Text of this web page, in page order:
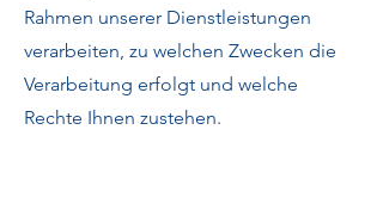
Rahmen unserer Dienstleistungen
verarbeiten, zu welchen Zwecken die
Verarbeitung erfolgt und welche
Rechte Ihnen zustehen.